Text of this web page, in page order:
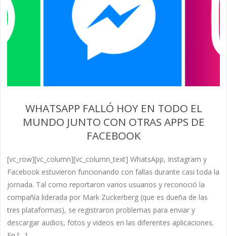
WHATSAPP FALLÓ HOY EN TODO EL
MUNDO JUNTO CON OTRAS APPS DE
FACEBOOK
[vc_row][vc_column][vc_column_text] WhatsApp, Instagram y
Facebook estuvieron funcionando con fallas durante casi toda la
jornada. Tal como reportaron varios usuarios y reconoció la
compañía liderada por Mark Zuckerberg (que es dueña de las
tres plataformas), se registraron problemas para enviar y
descargar audios, fotos y videos en las diferentes aplicaciones.